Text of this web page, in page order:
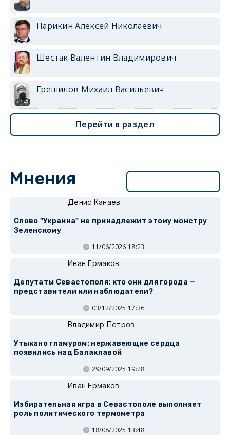
Парикин Алексей Николаевич
Шестак Валентин Владимирович
Грешилов Михаил Васильевич
Перейти в раздел
Мнения
Денис Канаев
Слово "Украина" не принадлежит этому монстру
Зеленскому
11/06/2026 18:23
Иван Ермаков
Депутаты Севастополя: кто они для города —
представители или наблюдатели?
03/12/2025 17:36
Владимир Петров
Утыкано гламуром: нержавеющие сердца
появились над Балаклавой
29/09/2025 19:28
Иван Ермаков
Избирательная игра в Севастополе выполняет
роль политического термометра
18/08/2025 13:48